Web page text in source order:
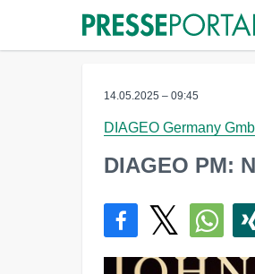
14.05.2025 – 09:45
DIAGEO Germany
DIAGEO PM: